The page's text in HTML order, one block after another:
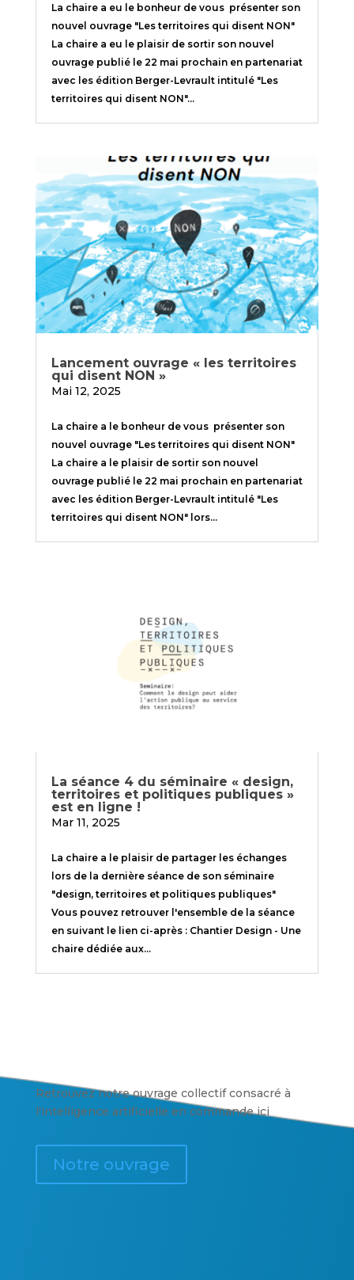
La chaire a eu le bonheur de vous présenter son
nouvel ouvrage "Les territoires qui disent NON"
La chaire a eu le plaisir de sortir son nouvel
ouvrage publié le 22 mai prochain en partenariat
avec les édition Berger-Levrault intitulé "Les
territoires qui disent NON"...
Lancement ouvrage « les territoires
qui disent NON »
Mai 12, 2025
La chaire a le bonheur de vous présenter son
nouvel ouvrage "Les territoires qui disent NON"
La chaire a le plaisir de sortir son nouvel
ouvrage publié le 22 mai prochain en partenariat
avec les édition Berger-Levrault intitulé "Les
territoires qui disent NON" lors...
La séance 4 du séminaire « design,
territoires et politiques publiques »
est en ligne !
Mar 11, 2025
La chaire a le plaisir de partager les échanges
lors de la dernière séance de son séminaire
"design, territoires et politiques publiques"
Vous pouvez retrouver l'ensemble de la séance
en suivant le lien ci-après : Chantier Design - Une
chaire dédiée aux...
Retrouvez notre ouvrage collectif consacré à
l'intelligence artificielle en commande ici
Notre ouvrage